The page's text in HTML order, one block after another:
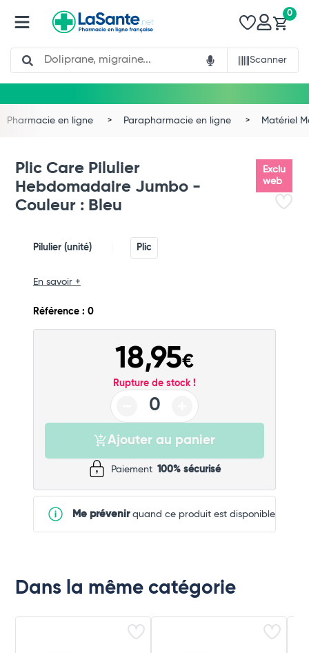
Search
Scanner
0
Total
Pharmacie en ligne Parapharmacie en ligne Matériel
Exclu
web
Plic Care Pilulier
Hebdomadaire Jumbo -
Couleur : Bleu
Pilulier (unité) Plic
En savoir +
Référence : 0
18,95€
Rupture de stock !
Ajouter au panier
Paiement 100% sécurisé
Me prévenirquand ce produit est disponible
Dans la même catégorie